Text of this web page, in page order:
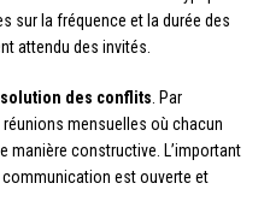
sur la fréquence et la durée des
attendu des invités.
des conflits . Par
mensuelles où chacun
manière constructive. L’important
est ouverte et